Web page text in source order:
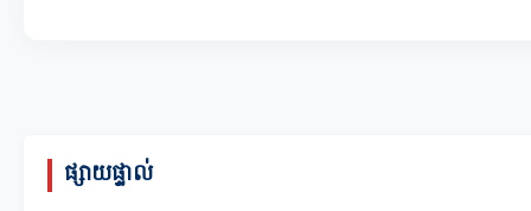
ផ្សាយផ្ទាល់